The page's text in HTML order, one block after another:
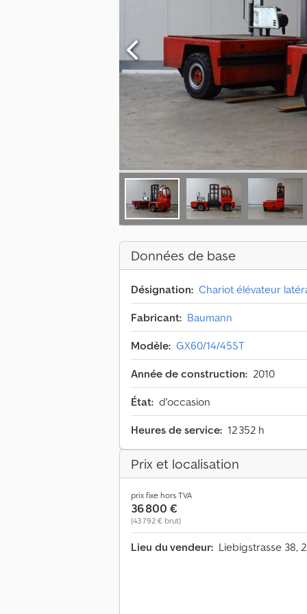
Données de base
Désignation: Chariot élévateur
Fabricant: Baumann
Modèle: GX60/14/45ST
Année de construction: 2010
État: d'occasion
Heures de service: 12 352 h
Prix et localisation
prix fixe hors TVA
36 800 €
(43 792 € brut)
Lieu du vendeur: Liebigstrasse 38,